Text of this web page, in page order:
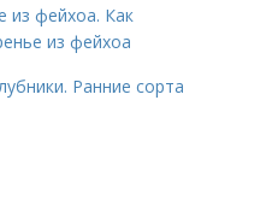
из фейхоа. Как
из фейхоа
Ранние сорта